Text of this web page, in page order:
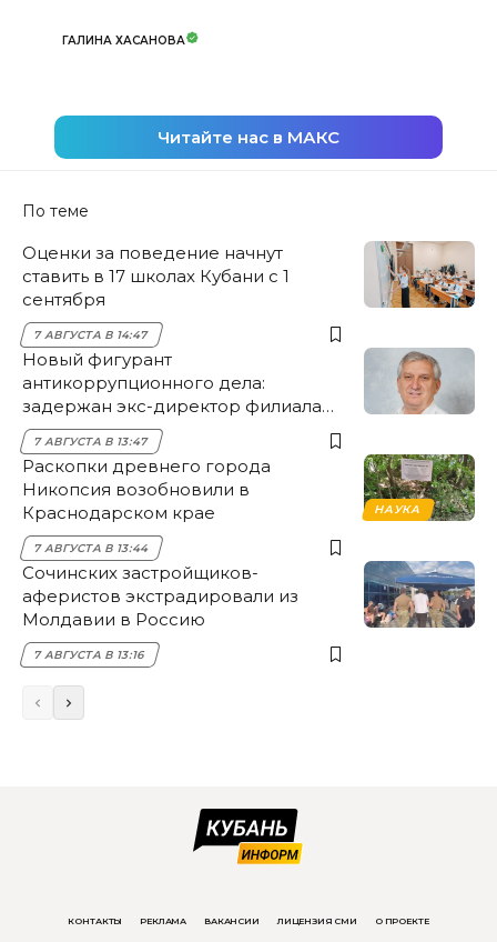
ГАЛИНА ХАСАНОВА
Читайте нас в МАКС
По теме
Оценки за поведение начнут
ставить в 17 школах Кубани с 1
сентября
7 АВГУСТА В 14:47
Новый фигурант
антикоррупционного дела:
задержан экс-директор филиала
НЭСК Крымска
7 АВГУСТА В 13:47
НАУКА
Раскопки древнего города
Никопсия возобновили в
Краснодарском крае
7 АВГУСТА В 13:44
Сочинских застройщиков-
аферистов экстрадировали из
Молдавии в Россию
7 АВГУСТА В 13:16
КОНТАКТЫ РЕКЛАМА ВАКАНСИИ ЛИЦЕНЗИЯ СМИ О ПРОЕКТЕ